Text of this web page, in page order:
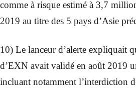
comme à risque estimé à 3,7
2019 au titre des 5 pays d’Asie
10) Le lanceur d’alerte expliquait
d’EXN avait validé en août 2019
incluant notamment l’interdiction